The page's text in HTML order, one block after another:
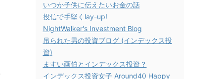
いつか子供に伝えたいお金の話
投信で手堅くlay-up!
NightWalker's Investment Blog
吊られた男の投資ブログ (インデックス投
資)
ますい画伯とインデックス投資？
インデックス投資女子 Around40 Happy